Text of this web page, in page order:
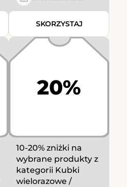
SKORZYSTAJ
20%
10-20% zniżki na
wybrane produkty z
kategorii Kubki
wielorazowe /